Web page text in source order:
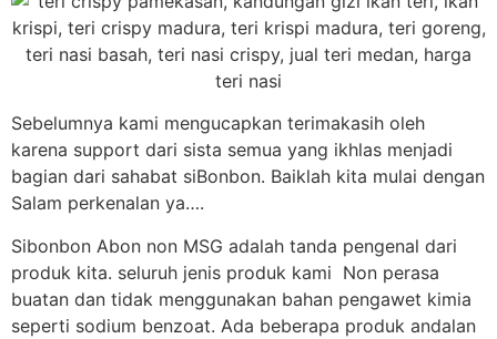
Sebelumnya kami mengucapkan terimakasih oleh
karena support dari sista semua yang ikhlas menjadi
bagian dari sahabat siBonbon. Baiklah kita mulai dengan
Salam perkenalan ya….
Sibonbon Abon non MSG adalah tanda pengenal dari
produk kita. seluruh jenis produk kami Non perasa
buatan dan tidak menggunakan bahan pengawet kimia
seperti sodium benzoat. Ada beberapa produk andalan